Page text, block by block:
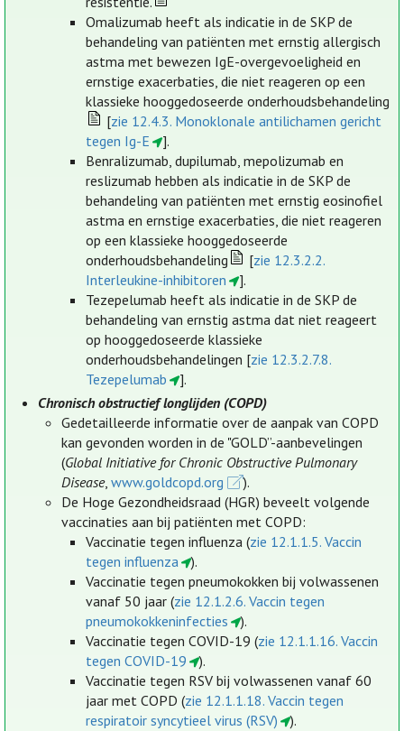
Omalizumab heeft als indicatie in de SKP de
behandeling van patiënten met ernstig allergisch
astma met bewezen IgE-overgevoeligheid en
ernstige exacerbaties, die niet reageren op een
klassieke hooggedoseerde onderhoudsbehandeling
[zie 12.4.3. Monoklonale antilichamen gericht
tegen Ig-E
].
Benralizumab, dupilumab, mepolizumab en
reslizumab hebben als indicatie in de SKP de
behandeling van patiënten met ernstig eosinofiel
astma en ernstige exacerbaties, die niet reageren
op een klassieke hooggedoseerde
onderhoudsbehandeling
[zie 12.3.2.2.
Interleukine-inhibitoren
].
Tezepelumab heeft als indicatie in de SKP de
behandeling van ernstig astma dat niet reageert
op hooggedoseerde klassieke
onderhoudsbehandelingen [zie 12.3.2.7.8.
Tezepelumab
].
Chronisch obstructief longlijden (COPD)
Gedetailleerde informatie over de aanpak van COPD
kan gevonden worden in de "GOLD”-aanbevelingen
(Global Initiative for Chronic Obstructive Pulmonary
Disease,www.goldcopd.org
).
De Hoge Gezondheidsraad (HGR) beveelt volgende
vaccinaties aan bij patiënten met COPD:
Vaccinatie tegen influenza (zie 12.1.1.5. Vaccin
tegen influenza
).
Vaccinatie tegen pneumokokken bij volwassenen
vanaf 50 jaar (zie 12.1.2.6. Vaccin tegen
pneumokokkeninfecties
).
Vaccinatie tegen COVID-19 (zie 12.1.1.16. Vaccin
tegen COVID-19
).
Vaccinatie tegen RSV bij volwassenen vanaf 60
jaar met COPD (zie 12.1.1.18. Vaccin tegen
respiratoir syncytieel virus (RSV)
).